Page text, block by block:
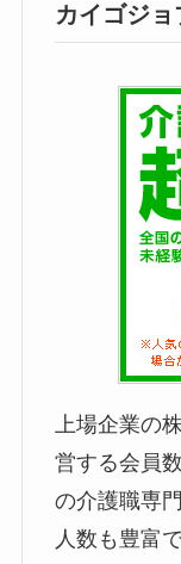
カイゴジョ
上場企業の
営する会員
の介護職専
人数も豊富